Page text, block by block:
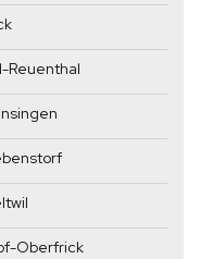
Reuenthal
Oberfrick